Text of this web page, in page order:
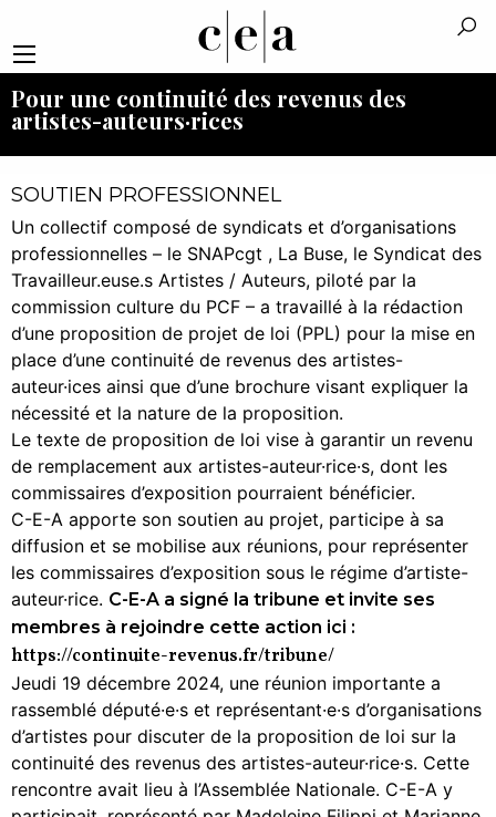
Pour une continuité des revenus des
artistes-auteurs·rices
SOUTIEN PROFESSIONNEL
Un collectif composé de syndicats et d’organisations
professionnelles – le SNAPcgt , La Buse, le Syndicat des
Travailleur.euse.s Artistes / Auteurs, piloté par la
commission culture du PCF – a travaillé à la rédaction
d’une proposition de projet de loi (PPL) pour la mise en
place d’une continuité de revenus des artistes-
auteur·ices ainsi que d’une brochure visant expliquer la
nécessité et la nature de la proposition.
Le texte de proposition de loi vise à garantir un revenu
de remplacement aux artistes-auteur·rice·s, dont les
commissaires d’exposition pourraient bénéficier.
C-E-A apporte son soutien au projet, participe à sa
diffusion et se mobilise aux réunions, pour représenter
les commissaires d’exposition sous le régime d’artiste-
auteur·rice. C-E-A a signé la tribune et invite ses
membres à rejoindre cette action ici :
https://continuite-revenus.fr/tribune/
Jeudi 19 décembre 2024, une réunion importante a
rassemblé député·e·s et représentant·e·s d’organisations
d’artistes pour discuter de la proposition de loi sur la
continuité des revenus des artistes-auteur·rice·s. Cette
rencontre avait lieu à l’Assemblée Nationale. C-E-A y